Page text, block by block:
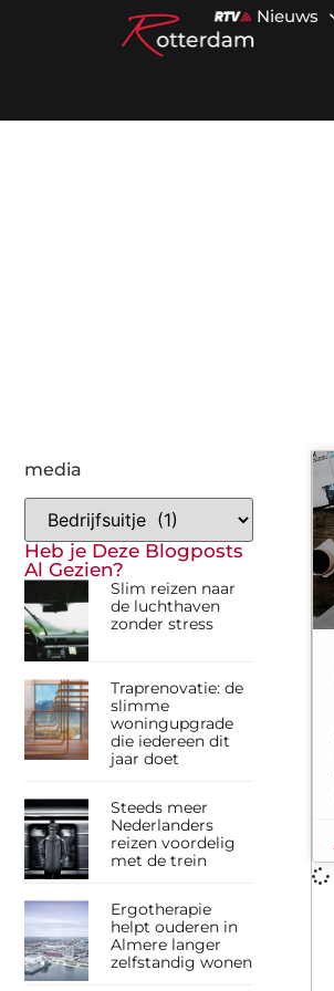
Nieuws
media
Heb je Deze Blogposts
Al Gezien?
Slim reizen naar
de luchthaven
zonder stress
Traprenovatie: de
slimme
woningupgrade
die iedereen dit
jaar doet
Steeds meer
Nederlanders
reizen voordelig
met de trein
Ergotherapie
helpt ouderen in
Almere langer
zelfstandig wonen